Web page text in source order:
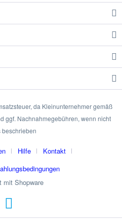
da Kleinunternehmer gemäß
ggf. Nachnahmegebühren, wenn nicht
beschrieben
Hilfe
Kontakt
mit Shopware